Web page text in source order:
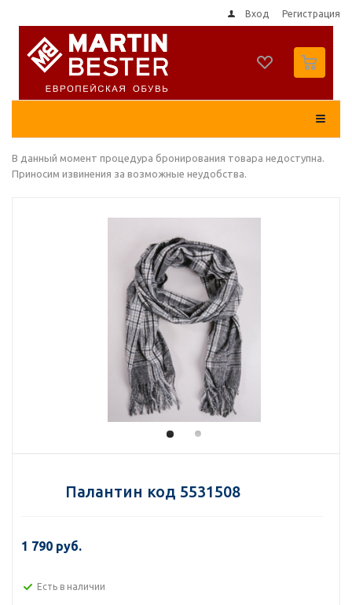
Вход Регистрация
В данный момент процедура бронирования товара недоступна.
Приносим извинения за возможные неудобства.
Палантин код 5531508
1 790 руб.
Есть в наличии